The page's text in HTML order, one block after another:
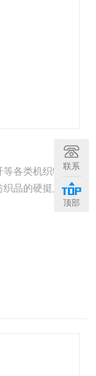
各类机织物、
品的硬挺度测
料的硬挺度测
联系
顶部